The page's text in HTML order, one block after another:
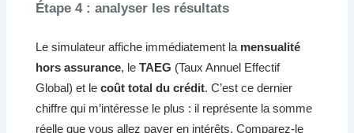
Étape 4 : analyser les résultats
Le simulateur affiche immédiatement la mensualité
hors assurance, leTAEG (Taux Annuel Effectif
Global) et lecoût total du crédit. C’est ce dernier
chiffre qui m’intéresse le plus : il représente la somme
réelle que vous allez payer en intérêts. Comparez-le